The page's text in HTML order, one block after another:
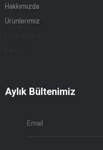
Hakkımızda
Ürünlerimiz
Aylık Bültenimiz